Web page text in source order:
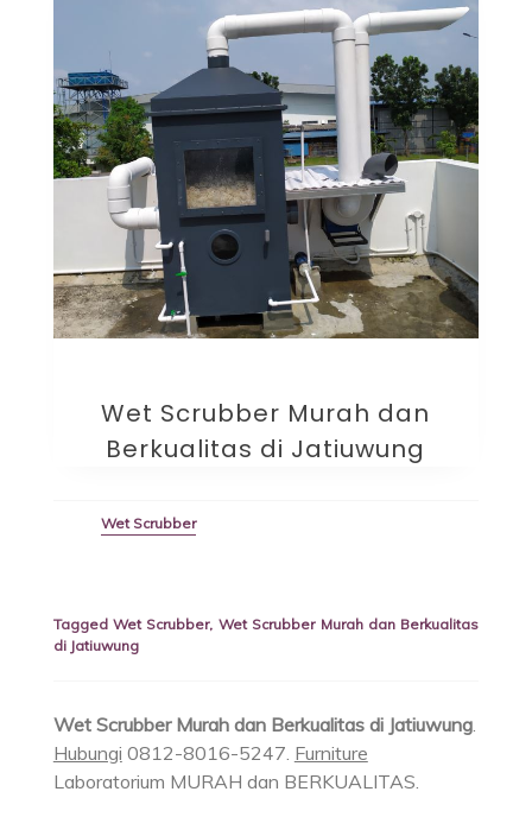
Wet Scrubber Murah dan
Berkualitas di Jatiuwung
Wet Scrubber
TaggedWet Scrubber, Wet Scrubber Murah dan Berkualitas
di Jatiuwung
Wet Scrubber Murah dan Berkualitas di Jatiuwung.
Hubungi 0812-8016-5247. Furniture
Laboratorium MURAH dan BERKUALITAS.